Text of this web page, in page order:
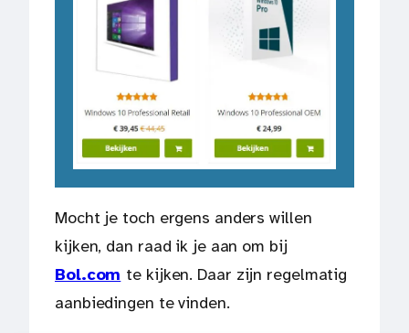
Mocht je toch ergens anders willen
kijken, dan raad ik je aan om bij
Bol.com te kijken. Daar zijn regelmatig
aanbiedingen te vinden.